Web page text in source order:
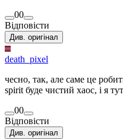
00
Відповісти
Див. оригінал
death_pixel
чесно, так, але саме це
spirit буде чистий хаос, і я
00
Відповісти
Див. оригінал